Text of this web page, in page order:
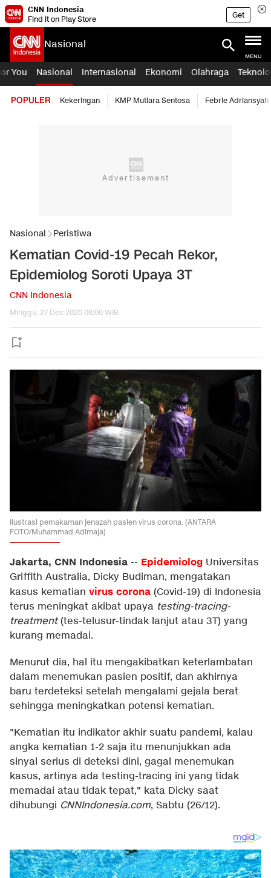
CNN Indonesia
Find it on Play Store
Get
Nasional
MENU
You Nasional Internasional Ekonomi Olahraga
POPULER Kekeringan KMP Mutiara Sentosa Febrie Adriansyah
Nasional Peristiwa
Kematian Covid-19 Pecah Rekor,
Epidemiolog Soroti Upaya 3T
CNN Indonesia
Minggu, 27 Des 2020 06:00 WIB
Ilustrasi pemakaman jenazah pasien virus corona. (ANTARA
FOTO/Muhammad Adimaja)
Jakarta, CNN Indonesia -- Epidemiolog Universitas
Griffith Australia, Dicky Budiman, mengatakan
kasus kematian virus corona (Covid-19) di Indonesia
terus meningkat akibat upaya testing-tracing-
treatment(tes-telusur-tindak lanjut atau 3T) yang
kurang memadai.
Menurut dia, hal itu mengakibatkan keterlambatan
dalam menemukan pasien positif, dan akhirnya
baru terdeteksi setelah mengalami gejala berat
sehingga meningkatkan potensi kematian.
"Kematian itu indikator akhir suatu pandemi, kalau
angka kematian 1-2 saja itu menunjukkan ada
sinyal serius di deteksi dini, gagal menemukan
kasus, artinya ada testing-tracing ini yang tidak
memadai atau tidak tepat," kata Dicky saat
dihubungi CNNIndonesia.com, Sabtu (26/12).